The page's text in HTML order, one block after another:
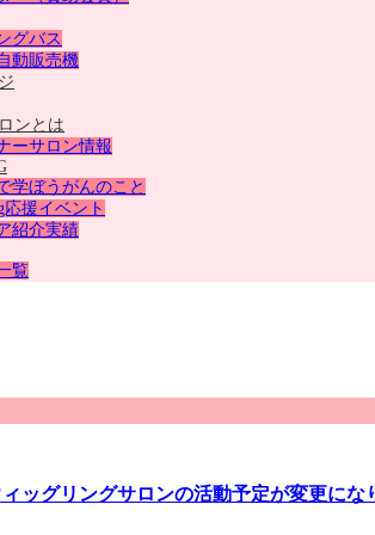
グバス
動販売機
ンとは
ーサロン情報
学ぼうがんのこと
応援イベント
紹介実績
覧
ッグリングサロンの活動予定が変更にな